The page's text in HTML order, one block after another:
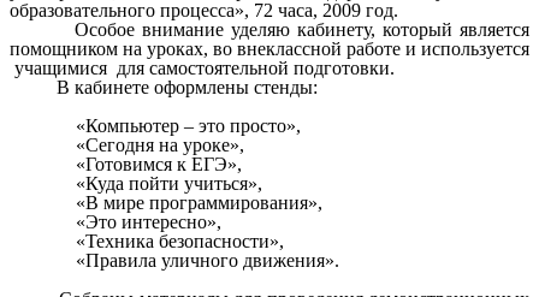
образовательного процесса», 72 часа, 2009 год.
Особое внимание уделяю кабинету, который является
помощником на уроках, во внеклассной работе и используется
учащимися для самостоятельной подготовки.
В кабинете оформлены стенды:
«Компьютер – это просто»,
«Сегодня на уроке»,
«Готовимся к ЕГЭ»,
«Куда пойти учиться»,
«В мире программирования»,
«Это интересно»,
«Техника безопасности»,
«Правила уличного движения».